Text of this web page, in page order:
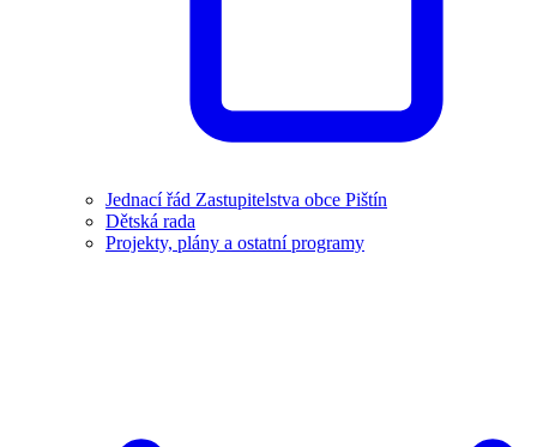
Jednací řád Zastupitelstva obce Pištín
Dětská rada
Projekty, plány a ostatní programy